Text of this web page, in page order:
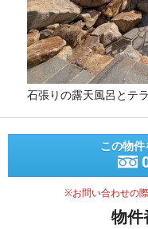
石張りの露天風呂とテ
この物
※お問い合わせの
物件